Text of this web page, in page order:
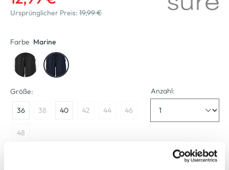
Ursprünglicher Preis: 19,99 €
Farbe Marine
Größe:
36 38 40 42 44 46
48
Anzahl: